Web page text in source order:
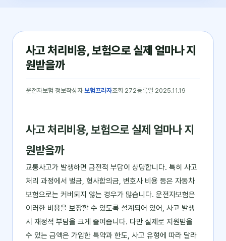
사고 처리비용, 보험으로 실제 얼마나 지
원받을까
운전자보험 정보작성자 보험프라자조회 272등록일 2025.11.19
사고 처리비용, 보험으로 실제 얼마나 지
원받을까
교통사고가 발생하면 금전적 부담이 상당합니다. 특히 사고
처리 과정에서 벌금, 형사합의금, 변호사 비용 등은 자동차
보험으로는 커버되지 않는 경우가 많습니다. 운전자보험은
이러한 비용을 보장할 수 있도록 설계되어 있어, 사고 발생
시 재정적 부담을 크게 줄여줍니다. 다만 실제로 지원받을
수 있는 금액은 가입한 특약과 한도, 사고 유형에 따라 달라